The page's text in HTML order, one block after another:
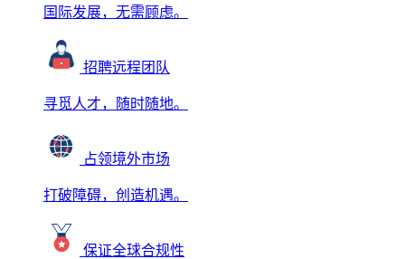
国际发展，无需顾虑。
招聘远程团队
寻觅人才，随时随地。
占领境外市场
打破障碍，创造机遇。
保证全球合规性